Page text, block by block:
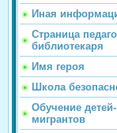
Иная
Страница
библиотекаря
Имя героя
Школа
Обучение детей-
мигрантов